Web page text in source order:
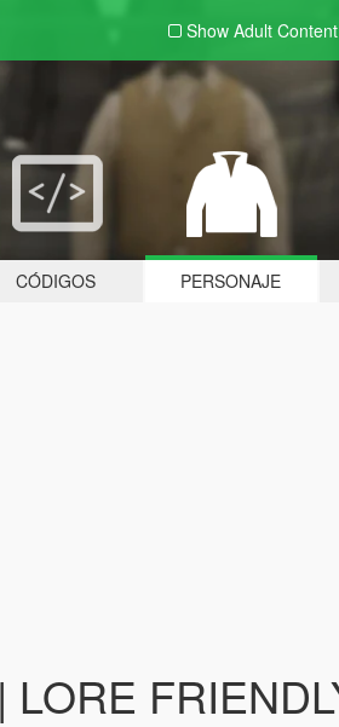
Show Adult Content
CÓDIGOS PERSONAJE